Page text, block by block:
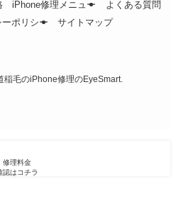
iPhone修理メニュー
よくある質問
ポリシー サイトマップ
稲毛のiPhone修理のEyeSmart.
修理料金
認はコチラ